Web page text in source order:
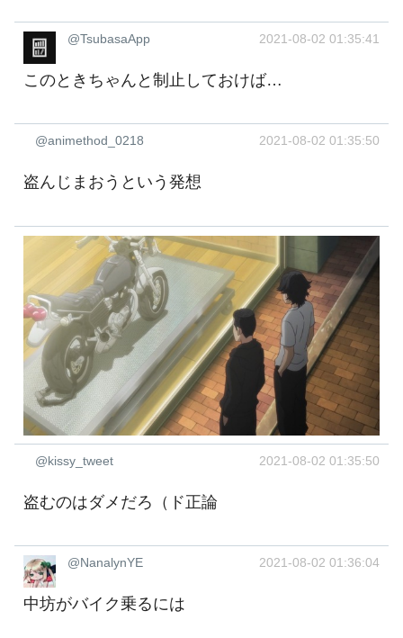
@TsubasaApp 2021-08-02 01:35:41
このときちゃんと制止しておけば…
@animethod_0218 2021-08-02 01:35:50
盗んじまおうという発想
@kissy_tweet 2021-08-02 01:35:50
盗むのはダメだろ（ド正論
@NanalynYE 2021-08-02 01:36:04
中坊がバイク乗るには